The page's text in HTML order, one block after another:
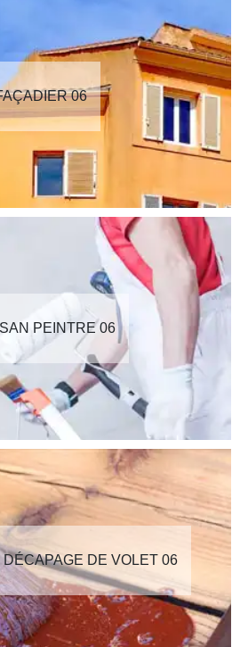
06
PEINTRE 06
DE VOLET 06